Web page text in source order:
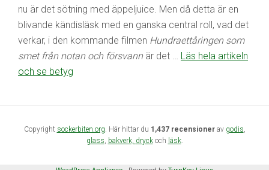
nu är det sötning med äppeljuice. Men då detta är en
blivande kändisläsk med en ganska central roll, vad det
verkar, i den kommande filmen Hundraettåringen som
smet från notan och försvann är det … Läs hela artikeln
och se betyg
Copyright sockerbiten.org . Här hittar du 1,437 recensionerav godis
glass bakverk, dryckoch läsk.